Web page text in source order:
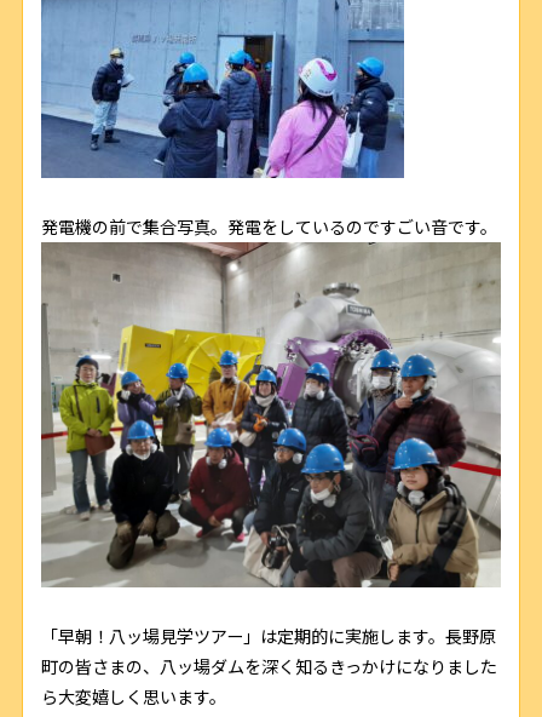
発電機の前で集合写真。発電をしているのですごい音です。
「早朝！八ッ場見学ツアー」は定期的に実施します。長野原
町の皆さまの、八ッ場ダムを深く知るきっかけになりました
ら大変嬉しく思います。